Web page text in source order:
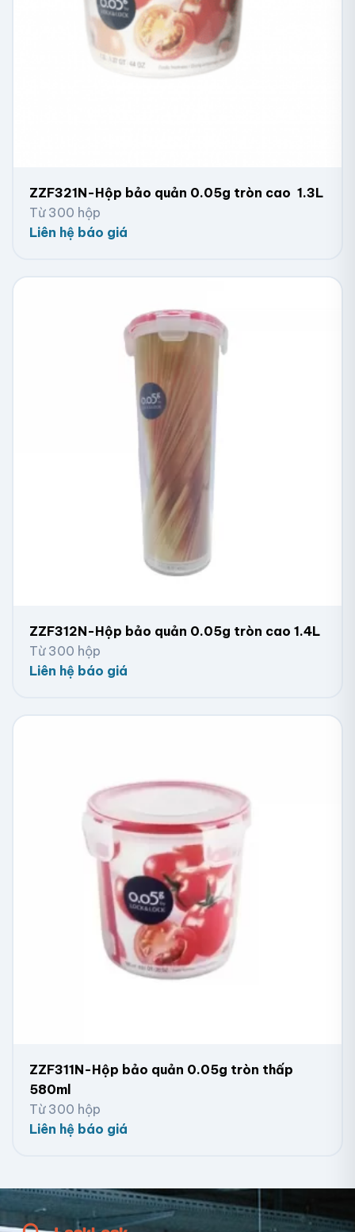
ZZF321N-Hộp bảo quản 0.05g tròn cao 1.3L
Từ 300 hộp
Liên hệ báo giá
ZZF312N-Hộp bảo quản 0.05g tròn cao 1.4L
Từ 300 hộp
Liên hệ báo giá
ZZF311N-Hộp bảo quản 0.05g tròn thấp
580ml
Từ 300 hộp
Liên hệ báo giá